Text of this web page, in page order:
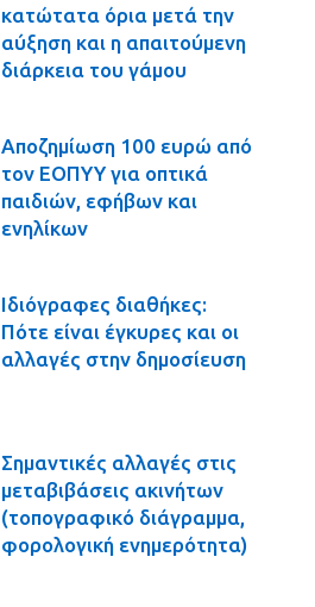
κατώτατα όρια μετά την
αύξηση και η απαιτούμενη
διάρκεια του γάμου
Αποζημίωση 100 ευρώ από
τον ΕΟΠΥΥ για οπτικά
παιδιών, εφήβων και
ενηλίκων
Ιδιόγραφες διαθήκες:
Πότε είναι έγκυρες και οι
αλλαγές στην δημοσίευση
Σημαντικές αλλαγές στις
μεταβιβάσεις ακινήτων
(τοπογραφικό διάγραμμα,
φορολογική ενημερότητα)